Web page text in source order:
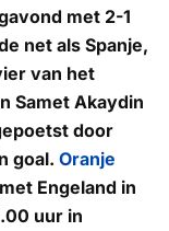
met 2-1
net als Spanje,
van het
Samet Akaydin
door
goal. Oranje
Engeland in
uur in